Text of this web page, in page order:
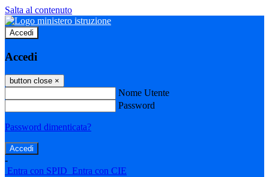
Salta al contenuto
Accedi
Accedi
button close ×
Nome Utente
Password
Password dimenticata?
-
Entra con SPID Entra con CIE